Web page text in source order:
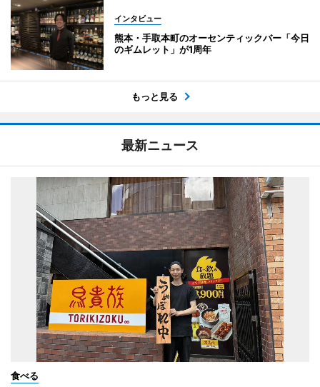
インタビュー
熊本・手取本町のオーセンティックバー「今日
のギムレット」が1周年
もっと見る
最新ニュース
食べる